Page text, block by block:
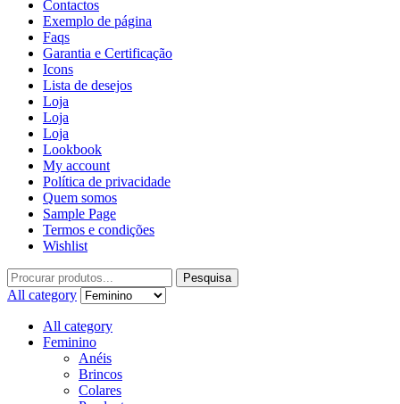
Contactos
Exemplo de página
Faqs
Garantia e Certificação
Icons
Lista de desejos
Loja
Loja
Loja
Lookbook
My account
Política de privacidade
Quem somos
Sample Page
Termos e condições
Wishlist
Pesquisa
All category
All category
Feminino
Anéis
Brincos
Colares